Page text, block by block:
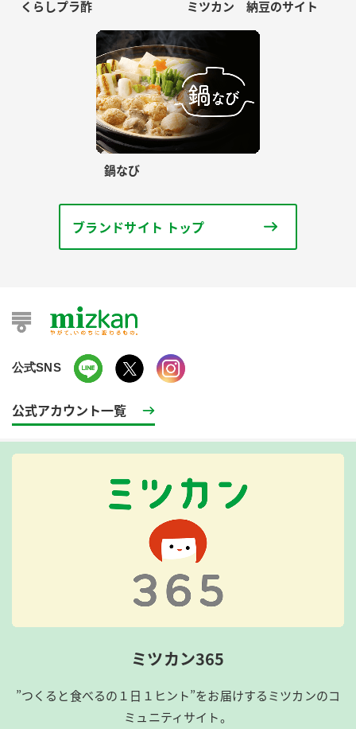
くらしプラ酢 ミツカン 納豆のサイト
鍋なび
ブランドサイト トップ
公式SNS
公式アカウント一覧
ミツカン365
”つくると食べるの１日１ヒント”をお届けするミツカンのコ
ミュニティサイト。